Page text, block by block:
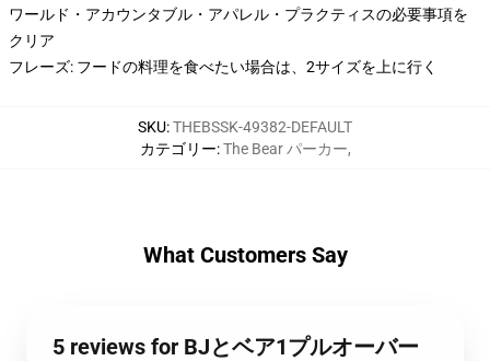
ワールド・アカウンタブル・アパレル・プラクティスの必要事項を
クリア
フレーズ: フードの料理を食べたい場合は、2サイズを上に行く
SKU:THEBSSK-49382-DEFAULT
カテゴリー:The Bear パーカー,
What Customers Say
5 reviews for BJとベア1プルオーバー